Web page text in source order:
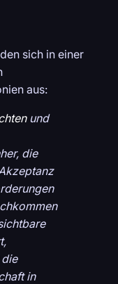
sich in einer
aus:
und
die
in